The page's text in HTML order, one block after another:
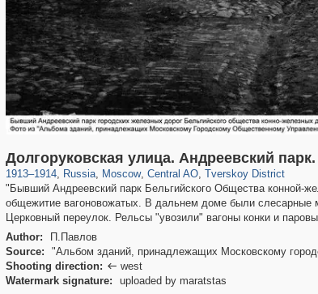
Долгоруковская улица. Андреевский
1913–1914, Russia
1,406,255 29,243
, Moscow
319,780 8,286
, Central AO
159,978 5,916
, Tverskoy District
53,034 2,283
"Бывший Андреевский парк Бельгийского Общества конной-
общежитие вагоновожатых. В дальнем доме были слесарные
Церковный переулок. Рельсы "увозили" вагоны конки и
Author:
П.Павлов
Source:
"Альбом зданий, принадлежащих Московскому
Shooting direction:  west
Watermark signature:
uploaded by maratstas